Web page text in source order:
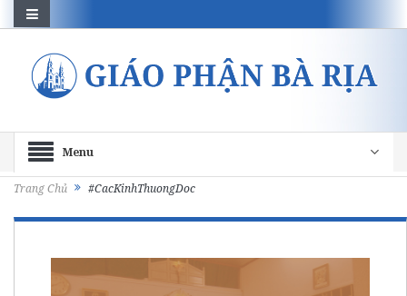
Menu
Trang Chủ #CacKinhThuongDoc